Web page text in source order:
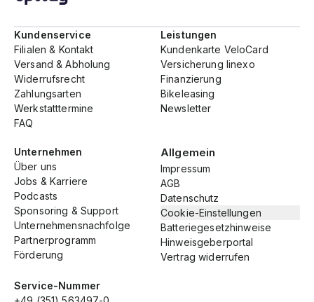
Service-Nummer
Kundenservice
Filialen & Kontakt
Versand & Abholung
Widerrufsrecht
Zahlungsarten
Werkstatttermine
FAQ
Leistungen
Kundenkarte VeloCard
Versicherung linexo
Finanzierung
Bikeleasing
Newsletter
Unternehmen
Über uns
Jobs & Karriere
Podcasts
Sponsoring & Support
Unternehmensnachfolge
Partnerprogramm
Förderung
Allgemein
Impressum
AGB
Datenschutz
Cookie-Einstellungen
Batteriegesetzhinweise
Hinweisgeberportal
Vertrag widerrufen